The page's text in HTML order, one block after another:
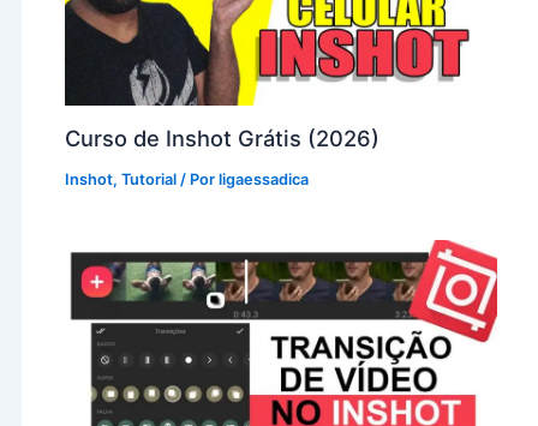
Curso de Inshot Grátis (2026)
Inshot,Tutorial / Porligaessadica